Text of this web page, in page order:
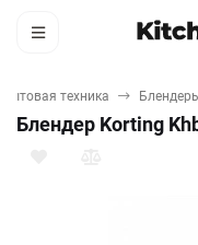
техника
Блендер Korting